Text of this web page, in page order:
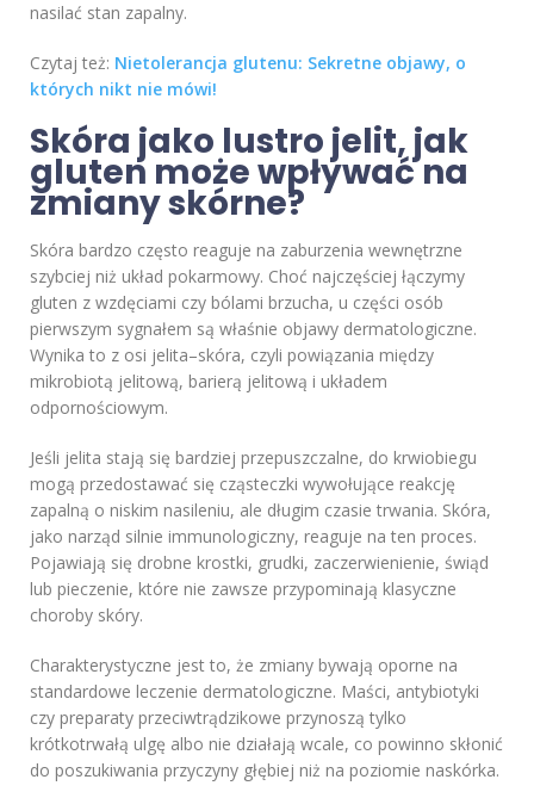
nasilać stan zapalny.
Czytaj też: Nietolerancja glutenu: Sekretne objawy, o
których nikt nie mówi!
Skóra jako lustro jelit, jak
gluten może wpływać na
zmiany skórne?
Skóra bardzo często reaguje na zaburzenia wewnętrzne
szybciej niż układ pokarmowy. Choć najczęściej łączymy
gluten z wzdęciami czy bólami brzucha, u części osób
pierwszym sygnałem są właśnie objawy dermatologiczne.
Wynika to z osi jelita–skóra, czyli powiązania między
mikrobiotą jelitową, barierą jelitową i układem
odpornościowym.
Jeśli jelita stają się bardziej przepuszczalne, do krwiobiegu
mogą przedostawać się cząsteczki wywołujące reakcję
zapalną o niskim nasileniu, ale długim czasie trwania. Skóra,
jako narząd silnie immunologiczny, reaguje na ten proces.
Pojawiają się drobne krostki, grudki, zaczerwienienie, świąd
lub pieczenie, które nie zawsze przypominają klasyczne
choroby skóry.
Charakterystyczne jest to, że zmiany bywają oporne na
standardowe leczenie dermatologiczne. Maści, antybiotyki
czy preparaty przeciwtrądzikowe przynoszą tylko
krótkotrwałą ulgę albo nie działają wcale, co powinno skłonić
do poszukiwania przyczyny głębiej niż na poziomie naskórka.